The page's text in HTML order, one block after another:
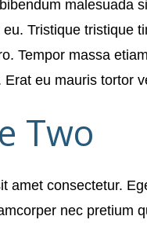
malesuada
Tristique tristique
Tempor massa
Erat eu mauris tortor
Two
amet consectetur.
nec pretium